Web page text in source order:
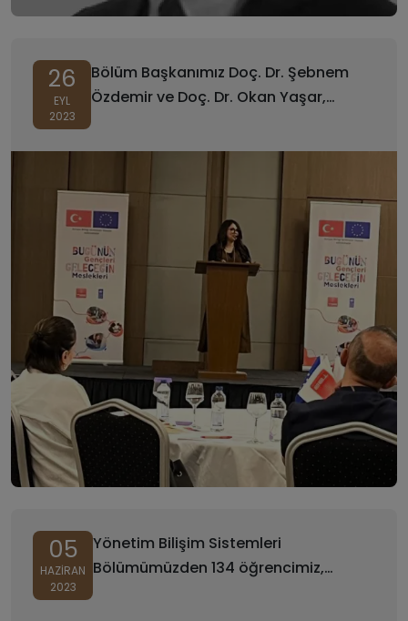
26
EYL
2023
Bölüm Başkanımız Doç. Dr. Şebnem
Özdemir ve Doç. Dr. Okan Yaşar,
Katılmışlardır
05
HAZIRAN
2023
Yönetim Bilişim Sistemleri
Bölümümüzden 134 öğrencimiz,